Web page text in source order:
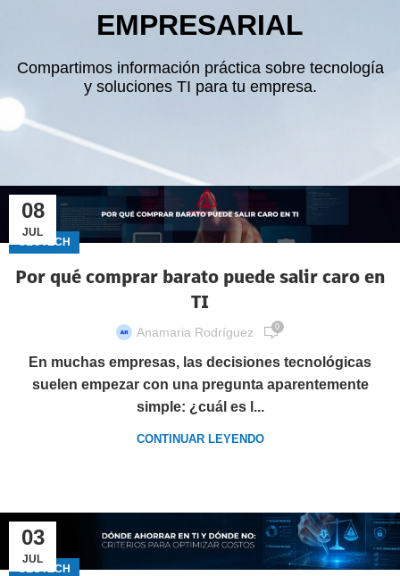
EMPRESARIAL
08
JUL
GECTECH
Por qué comprar barato puede salir caro en
TI
Anamaria Rodríguez 0
En muchas empresas, las decisiones tecnológicas
suelen empezar con una pregunta aparentemente
simple: ¿cuál es l...
CONTINUAR LEYENDO
03
JUL
GECTECH